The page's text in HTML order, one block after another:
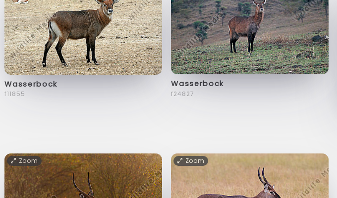
Wasserbock
f11855
Wasserbock
f24827
Zoom Zoom